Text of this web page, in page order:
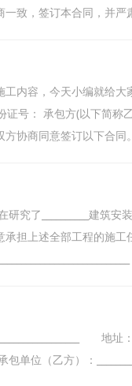
致，签订本合同，并严
内容，今天小编就给
证号： 承包方(以下简
方协商同意签订以下合
在研究了__________建
担上述全部工程的施工
地址
包单位（乙方）：